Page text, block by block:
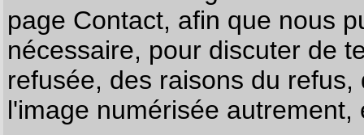
page Contact, afin que nous
nécessaire, pour discuter de
refusée, des raisons du
l'image numérisée autrement,